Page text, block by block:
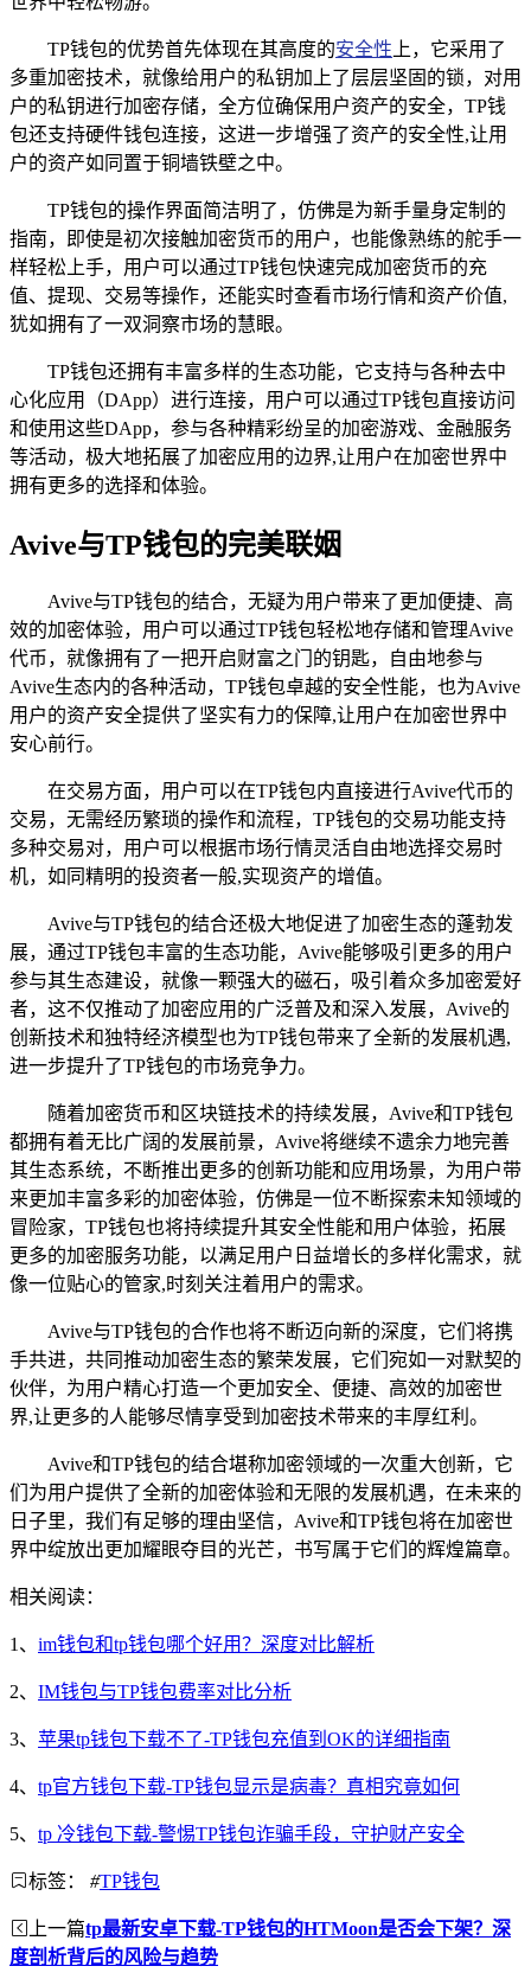
TP钱包的优势首先体现在其高度的安全性 上，它采用了
多重加密技术，就像给用户的私钥加上了层层坚固的锁，对用
户的私钥进行加密存储，全方位确保用户资产的安全，TP钱
包还支持硬件钱包连接，这进一步增强了资产的安全性,让用
户的资产如同置于铜墙铁壁之中。
TP钱包的操作界面简洁明了，仿佛是为新手量身定制的
指南，即使是初次接触加密货币的用户，也能像熟练的舵手一
样轻松上手，用户可以通过TP钱包快速完成加密货币的充
值、提现、交易等操作，还能实时查看市场行情和资产价值,
犹如拥有了一双洞察市场的慧眼。
TP钱包还拥有丰富多样的生态功能，它支持与各种去中
心化应用（DApp）进行连接，用户可以通过TP钱包直接访问
和使用这些DApp，参与各种精彩纷呈的加密游戏、金融服务
等活动，极大地拓展了加密应用的边界,让用户在加密世界中
拥有更多的选择和体验。
Avive与TP钱包的完美联姻
Avive与TP钱包的结合，无疑为用户带来了更加便捷、高
效的加密体验，用户可以通过TP钱包轻松地存储和管理Avive
代币，就像拥有了一把开启财富之门的钥匙，自由地参与
Avive生态内的各种活动，TP钱包卓越的安全性能，也为Avive
用户的资产安全提供了坚实有力的保障,让用户在加密世界中
安心前行。
在交易方面，用户可以在TP钱包内直接进行Avive代币的
交易，无需经历繁琐的操作和流程，TP钱包的交易功能支持
多种交易对，用户可以根据市场行情灵活自由地选择交易时
机，如同精明的投资者一般,实现资产的增值。
Avive与TP钱包的结合还极大地促进了加密生态的蓬勃发
展，通过TP钱包丰富的生态功能，Avive能够吸引更多的用户
参与其生态建设，就像一颗强大的磁石，吸引着众多加密爱好
者，这不仅推动了加密应用的广泛普及和深入发展，Avive的
创新技术和独特经济模型也为TP钱包带来了全新的发展机遇,
进一步提升了TP钱包的市场竞争力。
随着加密货币和区块链技术的持续发展，Avive和TP钱包
都拥有着无比广阔的发展前景，Avive将继续不遗余力地完善
其生态系统，不断推出更多的创新功能和应用场景，为用户带
来更加丰富多彩的加密体验，仿佛是一位不断探索未知领域的
冒险家，TP钱包也将持续提升其安全性能和用户体验，拓展
更多的加密服务功能，以满足用户日益增长的多样化需求，就
像一位贴心的管家,时刻关注着用户的需求。
Avive与TP钱包的合作也将不断迈向新的深度，它们将携
手共进，共同推动加密生态的繁荣发展，它们宛如一对默契的
伙伴，为用户精心打造一个更加安全、便捷、高效的加密世
界,让更多的人能够尽情享受到加密技术带来的丰厚红利。
Avive和TP钱包的结合堪称加密领域的一次重大创新，它
们为用户提供了全新的加密体验和无限的发展机遇，在未来的
日子里，我们有足够的理由坚信，Avive和TP钱包将在加密世
界中绽放出更加耀眼夺目的光芒，书写属于它们的辉煌篇章。
相关阅读：
1、 im钱包和tp钱包哪个好用？深度对比解析
2、 IM钱包与TP钱包费率对比分析
3、 苹果tp钱包下载不了-TP钱包充值到OK的详细指南
4、 tp官方钱包下载-TP钱包显示是病毒？真相究竟如何
5、 tp 冷钱包下载-警惕TP钱包诈骗手段，守护财产安全
标签： #TP钱包
上一篇tp最新安卓下载-TP钱包的HTMoon是否会下架？深
度剖析背后的风险与趋势